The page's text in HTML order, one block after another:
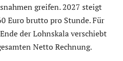
greifen. 2027 steigt
Euro brutto pro Stunde. Für
der Lohnskala verschiebt
Netto Rechnung.